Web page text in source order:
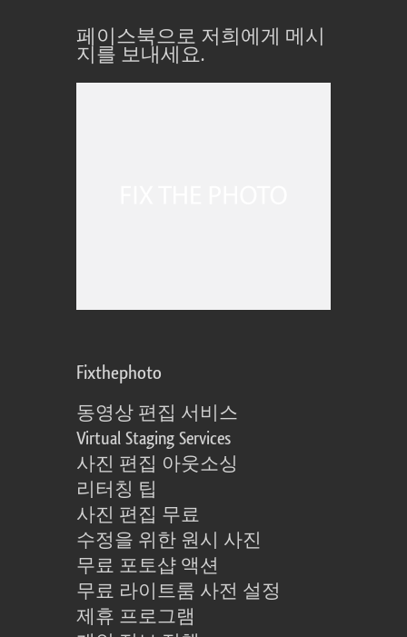
페이스북으로 저희에게 메시
지를 보내세요.
Fixthephoto
동영상 편집 서비스
Virtual Staging Services
사진 편집 아웃소싱
리터칭 팁
사진 편집 무료
수정을 위한 원시 사진
무료 포토샵 액션
무료 라이트룸 사전 설정
제휴 프로그램